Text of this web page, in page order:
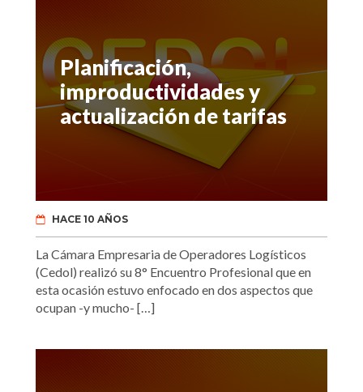
Planificación,
improductividades y
actualización de tarifas
HACE 10 AÑOS
La Cámara Empresaria de Operadores Logísticos
(Cedol) realizó su 8° Encuentro Profesional que en
esta ocasión estuvo enfocado en dos aspectos que
ocupan -y mucho- […]